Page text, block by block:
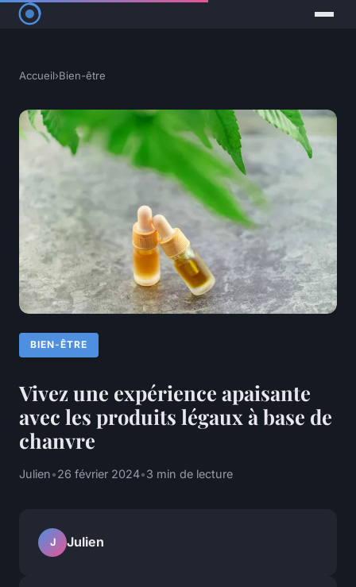
Accueil›Bien-être
BIEN-ÊTRE
Vivez une expérience apaisante
avec les produits légaux à base de
chanvre
Julien•26 février 2024•3 min de lecture
J Julien